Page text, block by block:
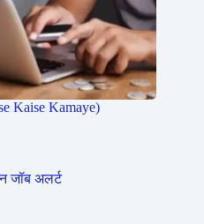
Kaise Kamaye)
जॉब अलर्ट